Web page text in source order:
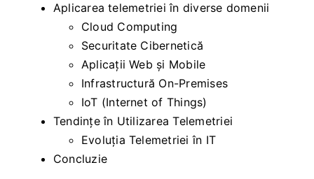
Aplicarea telemetriei în diverse domenii
Cloud Computing
Securitate Cibernetică
Aplicații Web și Mobile
Infrastructură On-Premises
IoT (Internet of Things)
Tendințe în Utilizarea Telemetriei
Evoluția Telemetriei în IT
Concluzie